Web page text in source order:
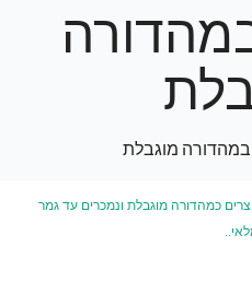
במהדורה מוגבלת
כמהדורה מוגבלת ונמכרים עד גמר